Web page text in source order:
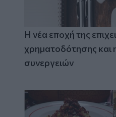
Η νέα εποχή της
χρηματοδότησης και
συνεργειών